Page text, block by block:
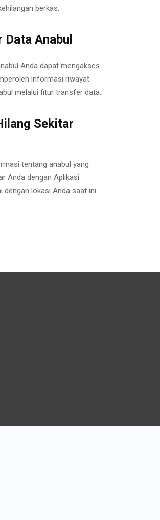
berkas.
Anabul
Anda dapat mengakses
informasi riwayat
melalui fitur transfer data.
Sekitar
tentang anabul yang
Anda dengan Aplikasi
dengan lokasi Anda saat ini.